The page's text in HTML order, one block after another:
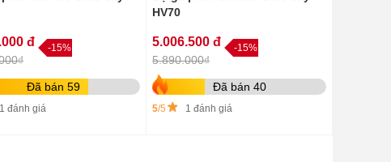
đ -15%
Đã bán 59
1 đánh giá
HV70
5.006.500 đ
5.890.000₫
-15%
Đã bán 40
5/5 1 đánh giá